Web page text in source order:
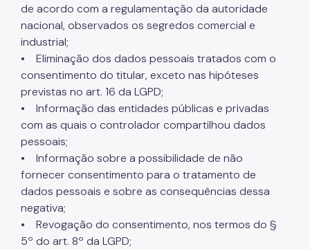
Transporte Escolar Privado
Transporte Escolar Gratuito - TEG
Transporte de passageiros por motocicleta
COMFROTA-SP
SEMTRA
Como se defender
Seu veículo foi guinchado
Notícias
de acordo com a regulamentação da autoridade
nacional, observados os segredos comercial e
industrial;
• Eliminação dos dados pessoais tratados com o
consentimento do titular, exceto nas hipóteses
previstas no art. 16 da LGPD;
• Informação das entidades públicas e privadas
com as quais o controlador compartilhou dados
pessoais;
• Informação sobre a possibilidade de não
fornecer consentimento para o tratamento de
dados pessoais e sobre as consequências dessa
negativa;
• Revogação do consentimento, nos termos do §
5º do art. 8º da LGPD;